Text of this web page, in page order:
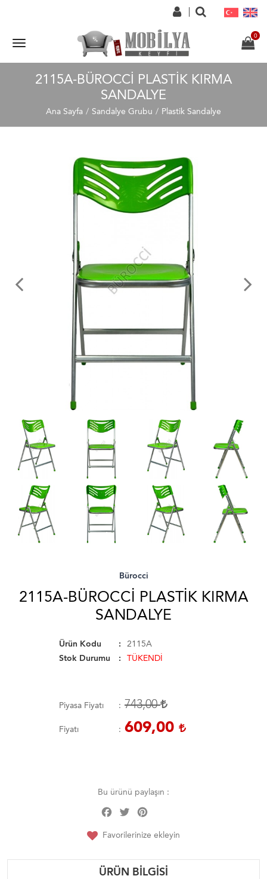
2115A-BÜROCCI PLASTIK KIRMA
SANDALYE
Ana Sayfa Sandalye Grubu Plastik Sandalye
Bürocci
2115A-BÜROCCI PLASTIK KIRMA
SANDALYE
Ürün Kodu
2115A
Stok Durumu
TÜKENDİ
Piyasa Fiyatı 743,00
Fiyatı 609,00
Bu ürünü paylaşın :
Facebook
Twitter
Favorilerinize ekleyin
ÜRÜN BILGISI